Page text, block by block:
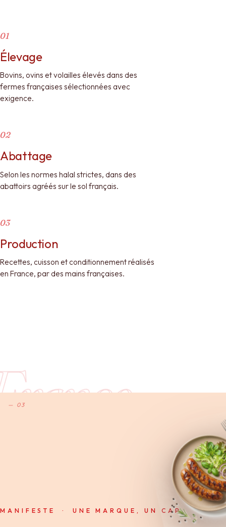
01
Élevage
Bovins, ovins et volailles élevés dans des
fermes françaises sélectionnées avec
exigence.
02
Abattage
Selon les normes halal strictes, dans des
abattoirs agréés sur le sol français.
03
Production
Recettes, cuisson et conditionnement réalisés
en France, par des mains françaises.
— 03
MANIFESTE · UNE MARQUE, UN CAP